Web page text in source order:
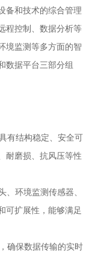
备和技术的综合管理
程控制、数据分析等
境监测等多方面的智
数据平台三部分组
有结构稳定、安全可
耐磨损、抗风压等性
、环境监测传感器、
可扩展性，能够满足
确保数据传输的实时